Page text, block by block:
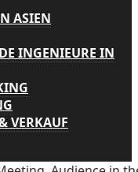
ASIEN
INGENIEURE IN
VERKAUF